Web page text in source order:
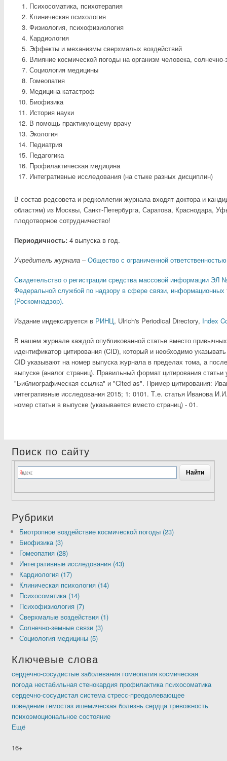
Психосоматика, психотерапия
Клиническая психология
Физиология, психофизиология
Кардиология
Эффекты и механизмы сверхмалых воздействий
Влияние космической погоды на организм человека,
Социология медицины
Гомеопатия
Медицина катастроф
Биофизика
История науки
В помощь практикующему врачу
Экология
Педиатрия
Педагогика
Профилактическая медицина
Интегративные исследования (на стыке разных дисциплин)
В состав редсовета и редколлегии журнала входят доктора и
областям) из Москвы, Санкт-Петербурга, Саратова, Краснодара,
плодотворное сотрудничество!
Периодичность:4 выпуска в год.
Учредитель журнала–Общество с ограниченной
Свидетельство о регистрации средства массовой информации
Федеральной службой по надзору в сфере связи, информационных
(Роскомнадзор).
Издание индексируется в РИНЦ, Ulrich's Periodical Directory, Index
В нашем журнале каждой опубликованной статье вместо
идентификатор цитирования (CID), который и необходимо
CID указывают на номер выпуска журнала в пределах тома, а
выпуске (аналог страниц). Правильный формат цитирования
"Библиографическая ссылка" и "Cited as". Пример цитирования:
интегративные исследования 2015; 1: 0101. Т.е. статья Иванова
номер статьи в выпуске (указывается вместо страниц) - 01.
Поиск по сайту
Рубрики
Биотропное воздействие космической погоды (23)
Биофизика (3)
Гомеопатия (28)
Интегративные исследования (43)
Кардиология (17)
Клиническая психология (14)
Психосоматика (14)
Психофизиология (7)
Сверхмалые воздействия (1)
Солнечно-земные связи (3)
Социология медицины (5)
Ключевые слова
сердечно-сосудистые заболевания гомеопатия космическая
погода нестабильная стенокардия профилактика психосоматика
сердечно-сосудистая система стресс-преодолевающее
поведение гемостаз ишемическая болезнь сердца тревожность
психоэмоциональное состояние
Ещё
16+